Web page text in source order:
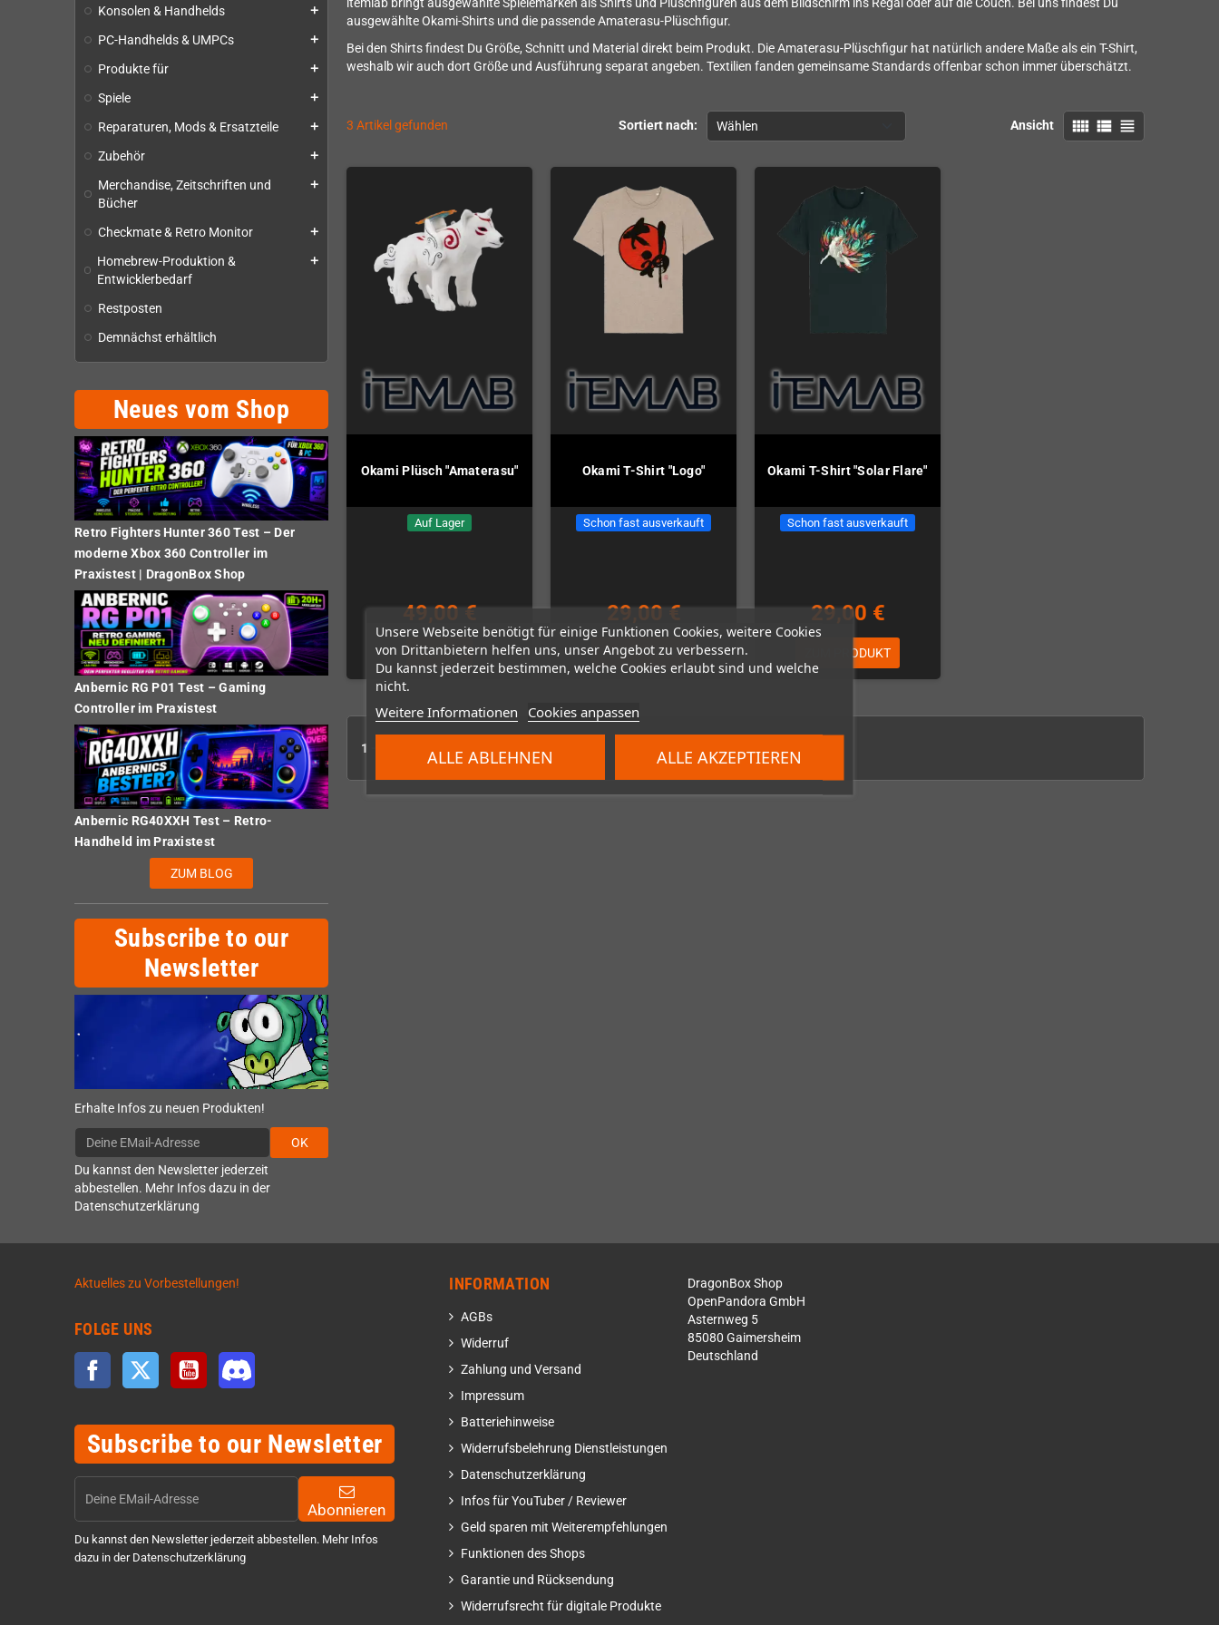
Unsere Webseite benötigt für einige Funktionen Cookies, weitere Cookies
von Drittanbietern helfen uns, unser Angebot zu verbessern.
Du kannst jederzeit bestimmen, welche Cookies erlaubt sind und welche
nicht.
Weitere Informationen Cookies anpassen
ALLE ABLEHNEN ALLE AKZEPTIEREN
Konsolen & Handhelds add
PC-Handhelds & UMPCs add
Produkte für add
Spiele add
Reparaturen, Mods & Ersatzteile add
Zubehör add
Merchandise, Zeitschriften und
Bücher
add
Checkmate & Retro Monitor add
Homebrew-Produktion &
Entwicklerbedarf
add
Restposten
Demnächst erhältlich
Neues vom Shop
Retro Fighters Hunter 360 Test – Der
moderne Xbox 360 Controller im
Praxistest | DragonBox Shop
Anbernic RG P01 Test – Gaming
Controller im Praxistest
Anbernic RG40XXH Test – Retro-
Handheld im Praxistest
ZUM BLOG
Subscribe to our
Newsletter
Erhalte Infos zu neuen Produkten!
OK
Du kannst den Newsletter jederzeit
abbestellen. Mehr Infos dazu in der
Datenschutzerklärung
itemlab bringt ausgewählte Spielemarken als Shirts und Plüschfiguren aus dem Bildschirm ins Regal oder auf die Couch. Bei uns findest Du
ausgewählte Okami-Shirts und die passende Amaterasu-Plüschfigur.
Bei den Shirts findest Du Größe, Schnitt und Material direkt beim Produkt. Die Amaterasu-Plüschfigur hat natürlich andere Maße als ein T-Shirt,
weshalb wir auch dort Größe und Ausführung separat angeben. Textilien fanden gemeinsame Standards offenbar schon immer überschätzt.
Sortiert nach: Wählen Ansicht view_comfy view_list view_headline
3 Artikel gefunden
Okami Plüsch "Amaterasu"
Auf Lager
49,00 €
KAUFEN
Okami T-Shirt "Logo"
Schon fast ausverkauft
29,00 €
ZUM PRODUKT
Okami T-Shirt "Solar Flare"
Schon fast ausverkauft
29,00 €
ZUM PRODUKT
1 - 3 von 3 Artikel(n)
Aktuelles zu Vorbestellungen!
FOLGE UNS
Facebook Twitter YouTube
Subscribe to our Newsletter
Abonnieren
Du kannst den Newsletter jederzeit abbestellen. Mehr Infos
dazu in der Datenschutzerklärung
INFORMATION
AGBs
Widerruf
Zahlung und Versand
Impressum
Batteriehinweise
Widerrufsbelehrung Dienstleistungen
Datenschutzerklärung
Infos für YouTuber / Reviewer
Geld sparen mit Weiterempfehlungen
Funktionen des Shops
Garantie und Rücksendung
Widerrufsrecht für digitale Produkte
DragonBox Shop
OpenPandora GmbH
Asternweg 5
85080 Gaimersheim
Deutschland